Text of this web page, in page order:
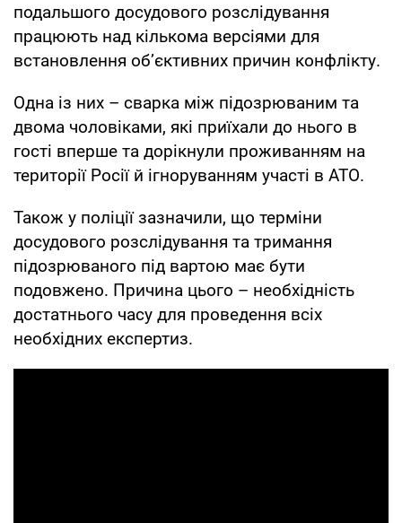
подальшого досудового розслідування
працюють над кількома версіями для
встановлення об’єктивних причин конфлікту.
Одна із них – сварка між підозрюваним та
двома чоловіками, які приїхали до нього в
гості вперше та дорікнули проживанням на
території Росії й ігноруванням участі в АТО.
Також у поліції зазначили, що терміни
досудового розслідування та тримання
підозрюваного під вартою має бути
подовжено. Причина цього – необхідність
достатнього часу для проведення всіх
необхідних експертиз.